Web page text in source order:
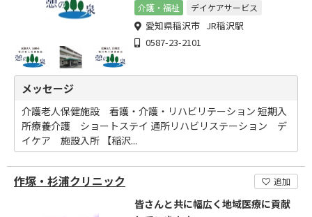
介護・福祉 デイケアサービス
愛知県稲沢市 JR稲沢駅
0587-23-2101
メッセージ
介護老人保健施設 看護・介護・リハビリテーション 短期入
所療養介護 ショートステイ 通所リハビリステーション デ
イケア 施設入所 【稲沢...
作塚・杉浦クリニック 追加
皆さんと共に幅広く地域医療に貢献